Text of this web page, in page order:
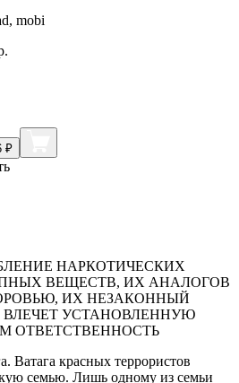
mobi
₽
НАРКОТИЧЕСКИХ
ВЕЩЕСТВ, ИХ АНАЛОГОВ
ИХ НЕЗАКОННЫЙ
УСТАНОВЛЕННУЮ
ОТВЕТСТВЕННОСТЬ
Ватага красных террористов
семью. Лишь одному из семьи